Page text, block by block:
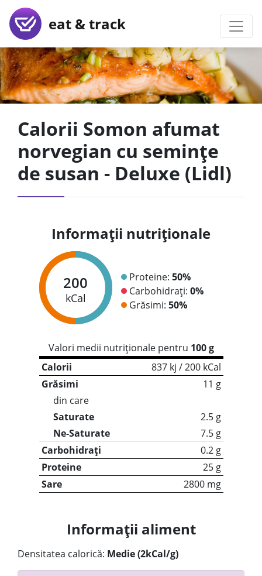
eat & track
Calorii Somon afumat
norvegian cu semințe
de susan - Deluxe (Lidl)
Informații nutriționale
200
kCal
Proteine: 50%
Carbohidrați: 0%
Grăsimi: 50%
Valori medii nutriționale pentru 100 g
Calorii
837 kj / 200 kCal
Grăsimi
11 g
din care
Saturate
2.5 g
Ne-Saturate
7.5 g
Carbohidrați
0.2 g
Proteine
25 g
Sare
2800 mg
Informații aliment
Densitatea calorică: Medie (2kCal/g)